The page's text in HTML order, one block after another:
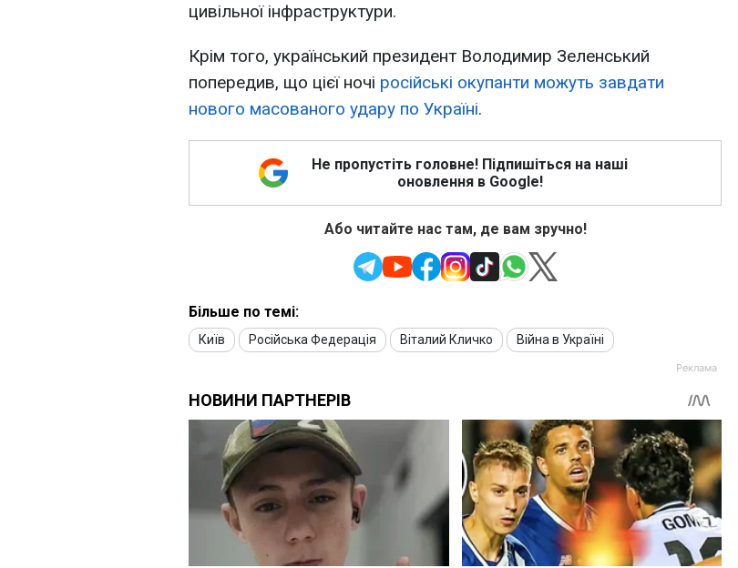
цивільної інфраструктури.
Крім того, український президент Володимир Зеленський
попередив, що цієї ночі російські окупанти можуть завдати
нового масованого удару по Україні.
Не пропустіть головне! Підпишіться на наші
оновлення в Google!
Або читайте нас там, де вам зручно!
Більше по темі:
Київ Російська Федерація Віталий Кличко Війна в Україні